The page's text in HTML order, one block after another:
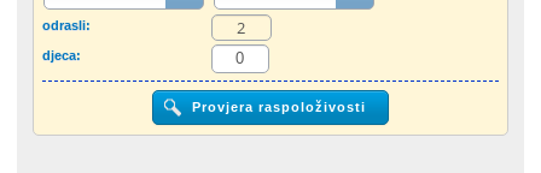
"Last Minute"ponuda + Paušalna ponuda
Druga država
odrasli:
djeca: